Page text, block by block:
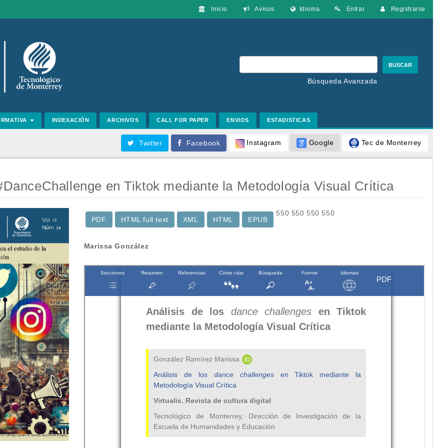
Entrar Registrarse
Inicio Avisos Idioma
BUSCAR
Búsqueda Avanzada
INDEXACIÓN ARCHIVOS CALL FOR PAPER ENVIOS ESTADISTICAS
Twitter Facebook Instagram Google Tec de Monterrey
en Tiktok mediante la Metodología Visual Crítica
550
PDF
550
HTML full text
XML
550
HTML
550
EPUB
Contenido
principal
artículo
Marissa González